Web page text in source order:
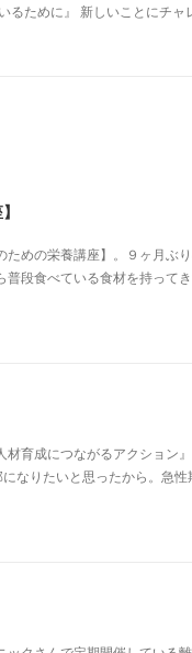
るために』 新しいことにチャ
めの栄養講座】。９ヶ月ぶ
段食べている食材を持って
材育成につながるアクション
なりたいと思ったから。急